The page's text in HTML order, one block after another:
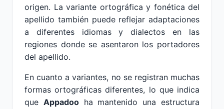
origen. La variante ortográfica y fonética del
apellido también puede reflejar adaptaciones
a diferentes idiomas y dialectos en las
regiones donde se asentaron los portadores
del apellido.
En cuanto a variantes, no se registran muchas
formas ortográficas diferentes, lo que indica
que Appadooha mantenido una estructura